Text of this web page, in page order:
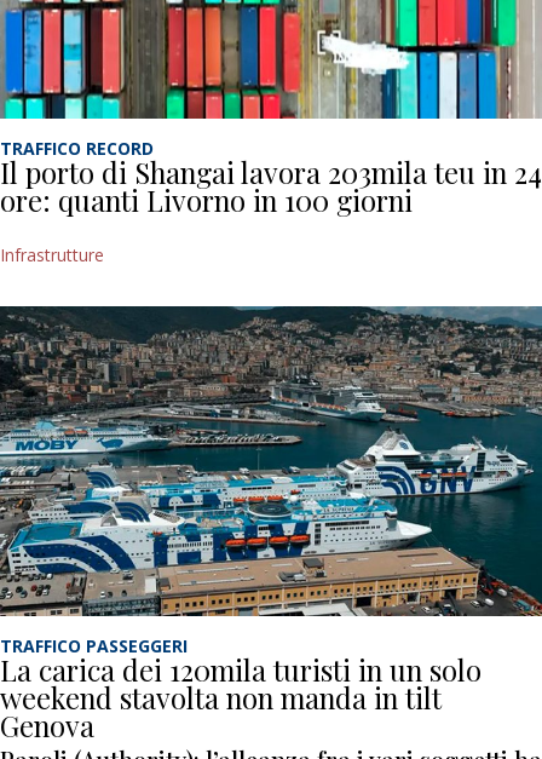
TRAFFICO RECORD
Il porto di Shangai lavora 203mila teu in 24
ore: quanti Livorno in 100 giorni
Infrastrutture
TRAFFICO PASSEGGERI
La carica dei 120mila turisti in un solo
weekend stavolta non manda in tilt
Genova